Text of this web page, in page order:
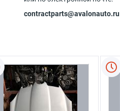
contractparts@avalonauto.ru